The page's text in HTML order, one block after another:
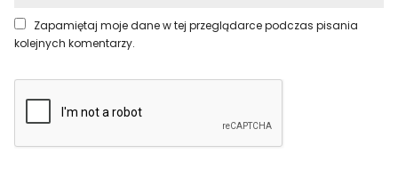
Zapamiętaj moje dane w tej przeglądarce podczas pisania
kolejnych komentarzy.